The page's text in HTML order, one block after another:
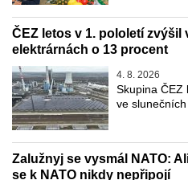
ČEZ letos v 1. pololetí
elektrárnách o 13 procent
4. 8. 2026
Skupina ČEZ
ve
Zalužnyj se vysmál NATO:
se k NATO nikdy nepřipojí